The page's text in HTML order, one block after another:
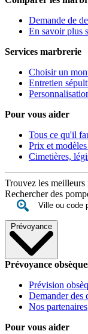
Demande de
En savoir plus
Services marbrerie
Choisir un
Entretien
Pour vous aider
Tous ce qu'il
Prix et
Cimetières,
Trouvez les meilleurs
Rechercher des
Prévoyance
Prévoyance
Prévision
Demander des
Nos partenaires
Pour vous aider